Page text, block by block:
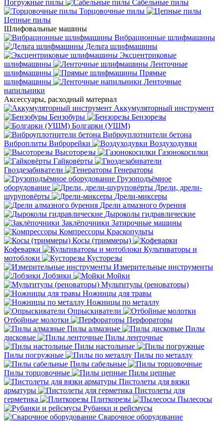
Погружные пилы
Сабельные пилы
Торцовочные пилы
Цепные пилы
Шлифовальные машины
Вибрационные шлифмашины
Дельта шлифмашины
Эксцентриковые
шлифмашины
Ленточные
шлифмашины
Прямые
шлифмашины
Ленточные
напильники
Аксессуары, расходный материал
Аккумуляторный инструмент
Бензобуры
Бензорезы
Болгарки (УШМ)
Виброуплотнители бетона
Виброплиты Виброрейки
Воздуходувки
Высоторезы
Газонокосилки
Гайковёрты
Гвоздезабиватели
Генераторы
Грузоподъёмное
оборудование
Дрели, дрели-
шуруповёрты
Дрели-миксеры
Дрели алмазного бурения
Дыроколы гидравлические
Заклёпочники Затирочные машины
Компрессоры Краскопульты
Косы (триммеры)
Кофеварки
Культиваторы и
мотоблоки
Кусторезы
Измерительные инструменты
Лобзики
Мойки
Мультитулы (реноваторы)
Ножницы для травы
Ножницы по металлу
Опрыскиватели
Отбойные молотки
Перфораторы
Пилы алмазные
Пилы
дисковые
Пилы ленточные
Пилы настольные
Пилы погружные
Пилы по металлу
Пилы сабельные
Пилы торцовочные
Пилы цепные
Пистолеты для вязки
арматуры
Пистолеты для
герметика
Плиткорезы
Пылесосы
Рубанки и рейсмусы
Сварочное оборудование